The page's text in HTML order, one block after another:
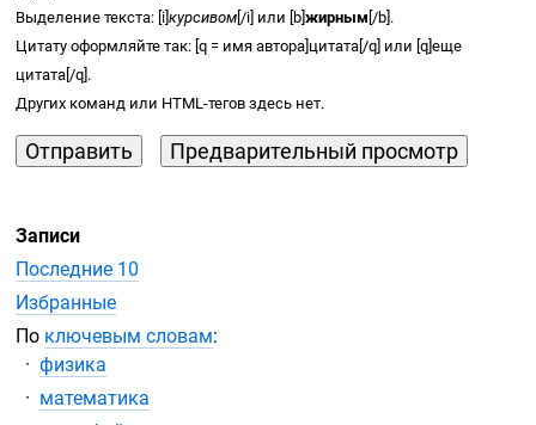
Выделение текста: [i]курсивом [/i] или [b]жирным [/b].
Цитату оформляйте так: [q = имя автора]цитата[/q] или [q]еще
цитата[/q].
Других команд или HTML-тегов здесь нет.
Записи
Последние 10
Избранные
По ключевым словам:
физика
математика